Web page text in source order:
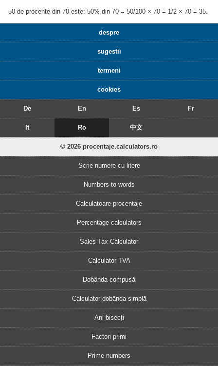
50 de procente din 70 este: 50% din 70 = 50/100 × 70 = 1/2 × 70 = 35.
despre
sugestii
termeni
cookies
De En Es Fr
It Ro 中文
© 2026 procentaje.calculators.ro
Scrie numere cu litere
Numbers to words
Calculatoare procentaje
Percentage calculators
Sales Tax Calculator
Calculator TVA
Dobânda compusă
Calculator dobânda simplă
Ani bisecți
Factori primi
Prime numbers